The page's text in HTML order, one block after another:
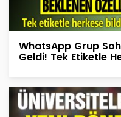
WhatsApp Grup
Geldi! Tek Etiketle